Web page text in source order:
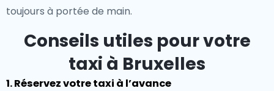
toujours à portée de main.
Conseils utiles pour votre
taxi à Bruxelles
1. Réservez votre taxi à l’avance